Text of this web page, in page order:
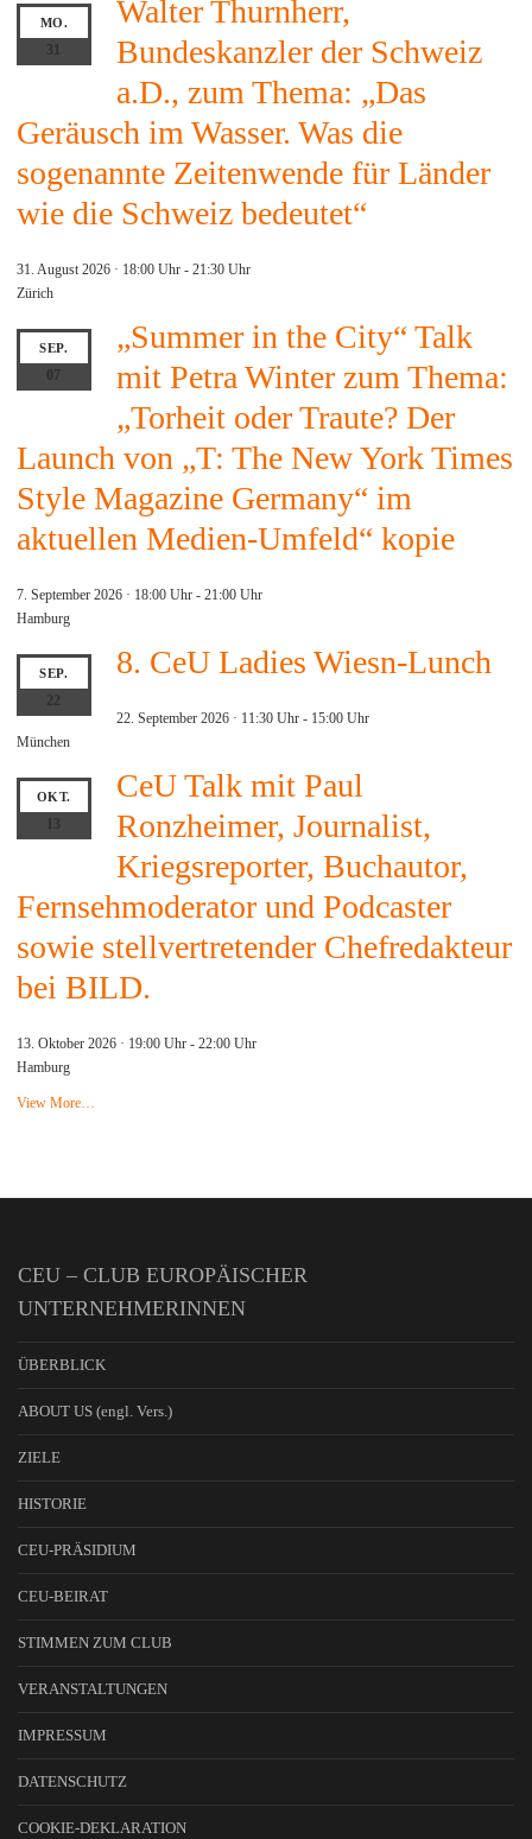
MO.
Walter Thurnherr,
Bundeskanzler der Schweiz
a.D., zum Thema: „Das
Geräusch im Wasser. Was die
sogenannte Zeitenwende für Länder
wie die Schweiz bedeutet“
31. August 2026 · 18:00 Uhr - 21:30 Uhr
Zürich
SEP.
07
„Summer in the City“ Talk
mit Petra Winter zum Thema:
„Torheit oder Traute? Der
Launch von „T: The New York Times
Style Magazine Germany“ im
aktuellen Medien-Umfeld“ kopie
7. September 2026 · 18:00 Uhr - 21:00 Uhr
Hamburg
SEP.
22
8. CeU Ladies Wiesn-Lunch
22. September 2026 · 11:30 Uhr- 15:00 Uhr
München
OKT.
CeU Talk mit Paul
Ronzheimer, Journalist,
Kriegsreporter, Buchautor,
Fernsehmoderator und Podcaster
sowie stellvertretender Chefredakteur
bei BILD.
13. Oktober 2026 · 19:00 Uhr - 22:00 Uhr
Hamburg
View More…
CEU – CLUB EUROPÄISCHER
UNTERNEHMERINNEN
ÜBERBLICK
ABOUT US (engl. Vers.)
ZIELE
HISTORIE
CEU-PRÄSIDIUM
CEU-BEIRAT
STIMMEN ZUM CLUB
VERANSTALTUNGEN
IMPRESSUM
DATENSCHUTZ
COOKIE-DEKLARATION